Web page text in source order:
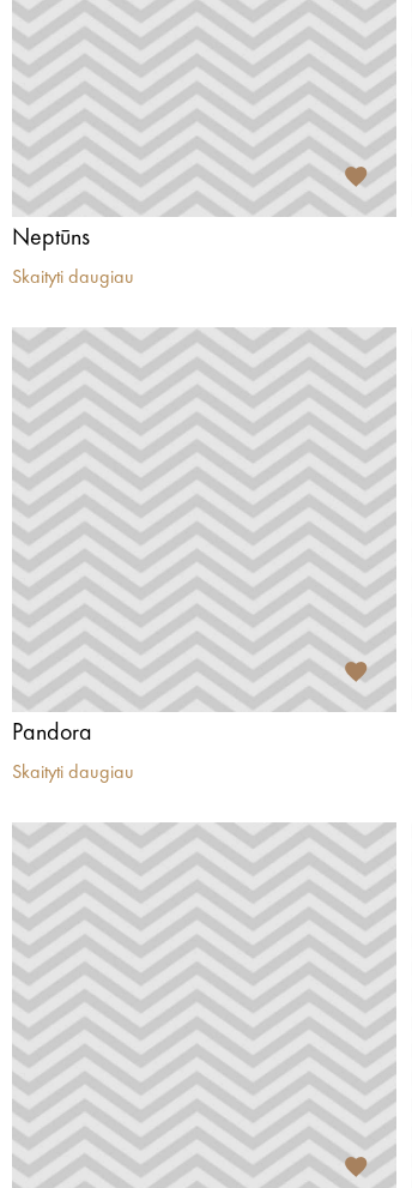
Neptūns
Skaityti daugiau
Pandora
Skaityti daugiau